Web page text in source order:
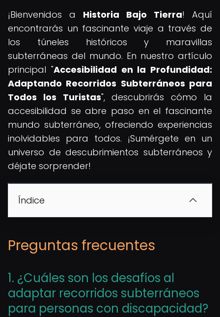
¡Bienvenidos a Historia Bajo Tierra! Aquí
encontrarás un fascinante viaje a través de
los túneles históricos y maravillas
subterráneas del mundo. En nuestro artículo
principal "Accesibilidad en la Profundidad:
Adaptando Recorridos Subterráneos para
Todos los Turistas", descubrirás cómo la
accesibilidad se abre paso en el fascinante
mundo subterráneo, ofreciendo experiencias
inolvidables para todos. ¡Sumérgete en un
universo de descubrimientos subterráneos y
déjate sorprender!
Índice
Preguntas frecuentes
1. ¿Cuáles son los desafíos al
adaptar recorridos subterráneos
para personas con discapacidad?